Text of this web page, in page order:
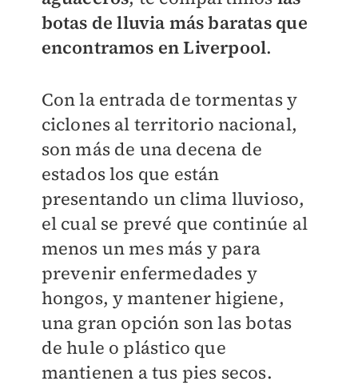
botas de lluvia más baratas que
encontramos en Liverpool.
Con la entrada de tormentas y
ciclones al territorio nacional,
son más de una decena de
estados los que están
presentando un clima lluvioso,
el cual se prevé que continúe al
menos un mes más y para
prevenir enfermedades y
hongos, y mantener higiene,
una gran opción son las botas
de hule o plástico que
mantienen a tus pies secos.